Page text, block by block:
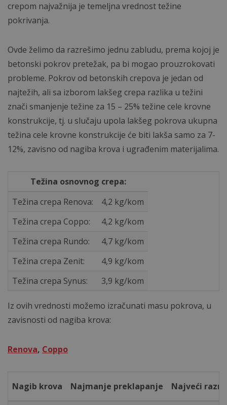
crepom najvažnija je temeljna vrednost težine
pokrivanja.
Ovde želimo da razrešimo jednu zabludu, prema kojoj je
betonski pokrov pretežak, pa bi mogao prouzrokovati
probleme. Pokrov od betonskih crepova je jedan od
najtežih, ali sa izborom lakšeg crepa razlika u težini
znači smanjenje težine za 15 – 25% težine cele krovne
konstrukcije, tj. u slučaju upola lakšeg pokrova ukupna
težina cele krovne konstrukcije će biti lakša samo za 7-
12%, zavisno od nagiba krova i ugrađenim materijalima.
Težina osnovnog crepa:
Težina crepa Renova:
4,2 kg/kom
Težina crepa Coppo:
4,2 kg/kom
Težina crepa Rundo:
4,7 kg/kom
Težina crepa Zenit:
4,9 kg/kom
Težina crepa Synus:
3,9 kg/kom
Iz ovih vrednosti možemo izračunati masu pokrova, u
zavisnosti od nagiba krova:
Renova, Coppo
Nagib krova Najmanje preklapanje Najveći